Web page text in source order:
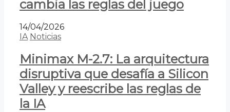
cambia las reglas del juego
14/04/2026
IA Noticias
Minimax M-2.7: La arquitectura
disruptiva que desafía a Silicon
Valley y reescribe las reglas de
la IA